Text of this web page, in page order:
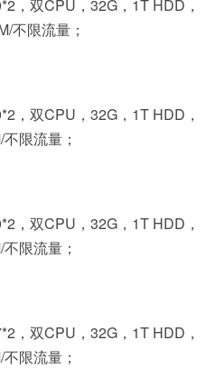
，双CPU，32G，1T HDD，
不限流量；
，双CPU，32G，1T HDD，
限流量；
，双CPU，32G，1T HDD，
限流量；
，双CPU，32G，1T HDD，
限流量；